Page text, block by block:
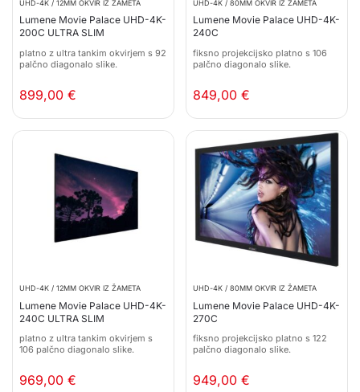
UHD-4K / 12MM OKVIR IZ ŽAMETA
Lumene Movie Palace UHD-4K-
200C ULTRA SLIM
platno z ultra tankim okvirjem s 92
palčno diagonalo slike.
899,00 €
UHD-4K / 80MM OKVIR IZ ŽAMETA
Lumene Movie Palace UHD-4K-
240C
fiksno projekcijsko platno s 106
palčno diagonalo slike.
849,00 €
UHD-4K / 12MM OKVIR IZ ŽAMETA
Lumene Movie Palace UHD-4K-
240C ULTRA SLIM
platno z ultra tankim okvirjem s
106 palčno diagonalo slike.
969,00 €
UHD-4K / 80MM OKVIR IZ ŽAMETA
Lumene Movie Palace UHD-4K-
270C
fiksno projekcijsko platno s 122
palčno diagonalo slike.
949,00 €